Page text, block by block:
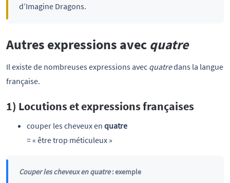
d’Imagine Dragons.
Autres expressions avec quatre
Il existe de nombreuses expressions avec quatredans la langue
française.
1) Locutions et expressions françaises
couper les cheveux en quatre
= « être trop méticuleux »
Couper les cheveux en quatre: exemple